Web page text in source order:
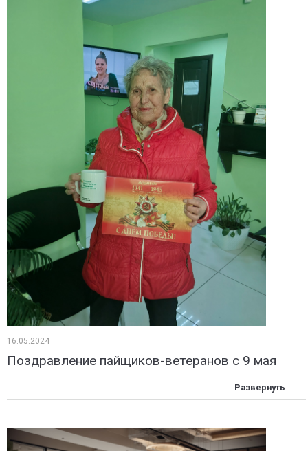
16.05.2024
Поздравление пайщиков-ветеранов с 9 мая